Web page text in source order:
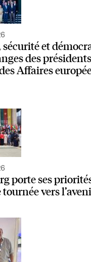
et
des
Affaires
porte ses
vers